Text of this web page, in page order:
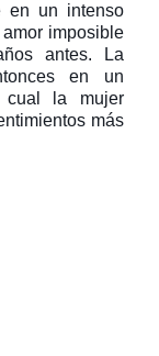
en un intenso
imposible
antes. La
en un
cual la mujer
más